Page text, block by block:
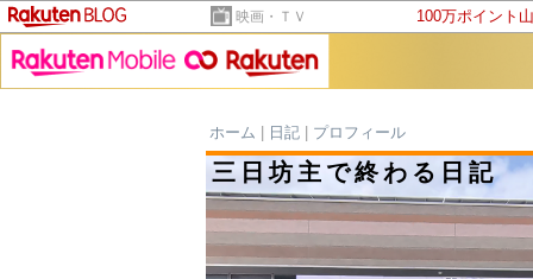
映画・ＴＶ 100万ポイント
ホーム 日記 プロフィール
三日坊主で終わる日記